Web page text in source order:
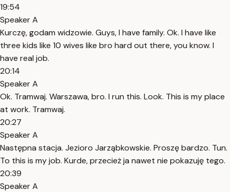
19:54
Speaker A
Kurczę, godam widzowie. Guys, I have family. Ok. I have like
three kids like 10 wives like bro hard out there, you know. I
have real job.
20:14
Speaker A
Ok. Tramwaj. Warszawa, bro. I run this. Look. This is my place
at work. Tramwaj.
20:27
Speaker A
Następna stacja. Jezioro Jarząbkowskie. Proszę bardzo. Tun.
To this is my job. Kurde, przecież ja nawet nie pokazuję tego.
20:39
Speaker A